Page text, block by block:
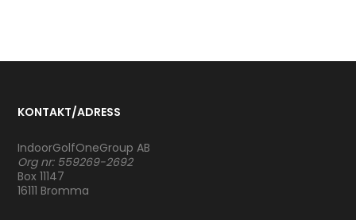
KONTAKT/ADRESS
IndoorGolfOneGroup AB
Org nr: 559269-2692
Box 11147
16111 Bromma